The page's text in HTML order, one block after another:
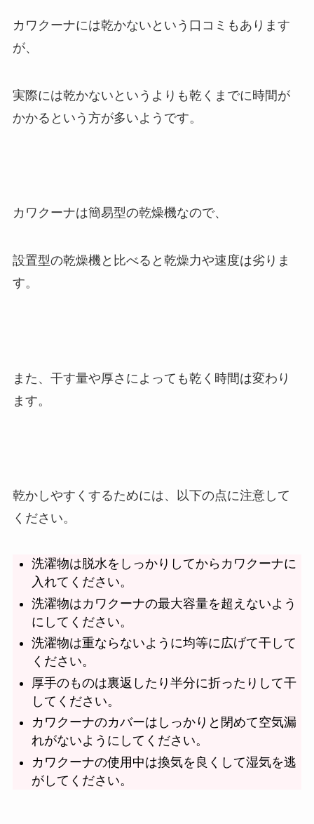
カワクーナには乾かないという口コミもあります
が、
実際には乾かないというよりも乾くまでに時間が
かかるという方が多いようです。
カワクーナは簡易型の乾燥機なので、
設置型の乾燥機と比べると乾燥力や速度は劣りま
す。
また、干す量や厚さによっても乾く時間は変わり
ます。
乾かしやすくするためには、以下の点に注意して
ください。
洗濯物は脱水をしっかりしてからカワクーナに
入れてください。
洗濯物はカワクーナの最大容量を超えないよう
にしてください。
洗濯物は重ならないように均等に広げて干して
ください。
厚手のものは裏返したり半分に折ったりして干
してください。
カワクーナのカバーはしっかりと閉めて空気漏
れがないようにしてください。
カワクーナの使用中は換気を良くして湿気を逃
がしてください。